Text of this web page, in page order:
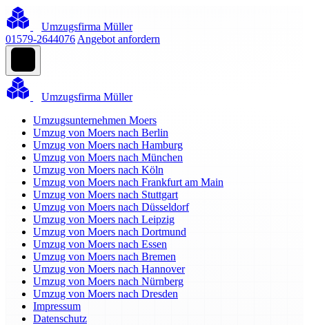
Umzugsfirma Müller
01579-2644076 Angebot anfordern
Umzugsfirma Müller
Umzugsunternehmen Moers
Umzug von Moers nach Berlin
Umzug von Moers nach Hamburg
Umzug von Moers nach München
Umzug von Moers nach Köln
Umzug von Moers nach Frankfurt am Main
Umzug von Moers nach Stuttgart
Umzug von Moers nach Düsseldorf
Umzug von Moers nach Leipzig
Umzug von Moers nach Dortmund
Umzug von Moers nach Essen
Umzug von Moers nach Bremen
Umzug von Moers nach Hannover
Umzug von Moers nach Nürnberg
Umzug von Moers nach Dresden
Impressum
Datenschutz